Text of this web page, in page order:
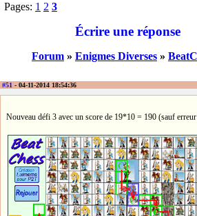
Pages: 1 2 3
Écrire une réponse
Forum » Enigmes Diverses »
#51 - 04-11-2014 18:54:36
Nouveau défi 3 avec un score de 19*10 = 190 (sauf